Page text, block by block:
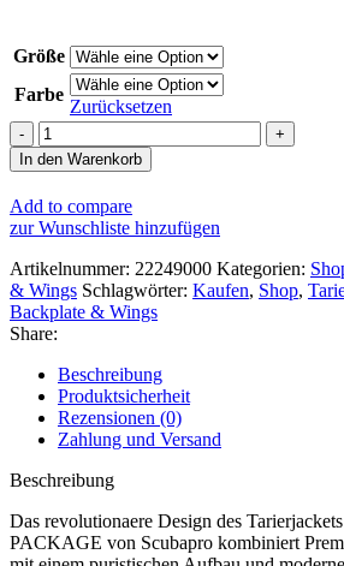
Größe
Farbe
Zurücksetzen
Scubapro
S-
Tek
Pro
System
Package
Menge
In den Warenkorb
Add to compare
zur Wunschliste hinzufügen
Artikelnummer: 22249000 Kategorien:
& Wings Schlagwörter: Kaufen, Shop,
Backplate & Wings
Share:
Beschreibung
Produktsicherheit
Rezensionen (0)
Zahlung und Versand
Beschreibung
Das revolutionaere Design des
PACKAGE von Scubapro kombiniert